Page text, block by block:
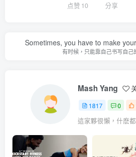
点赞 10 分享
Sometimes, you have to make
有时候，只能靠自己书写自己
Mash Yang
1817 0
這家夥很懶，什麽